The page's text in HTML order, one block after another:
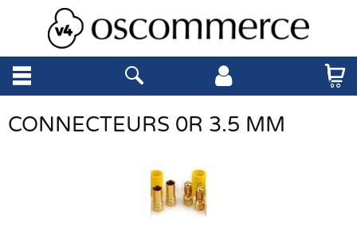
CONNECTEURS 0R 3.5 MM